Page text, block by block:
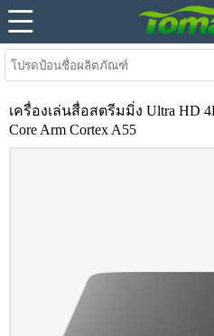
เครื่องเล่นสื่อสตรีมมิ่ง Ultra HD
Core Arm Cortex A55